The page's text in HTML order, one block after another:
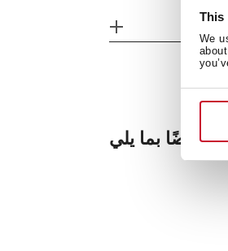
This
We
أيضًا بما يلي